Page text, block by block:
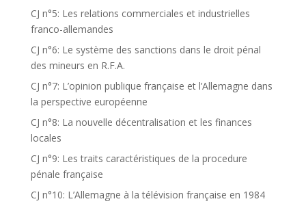
CJ n°5: Les relations commerciales et industrielles
franco-allemandes
CJ n°6: Le système des sanctions dans le droit pénal
des mineurs en R.F.A.
CJ n°7: L’opinion publique française et l’Allemagne dans
la perspective européenne
CJ n°8: La nouvelle décentralisation et les finances
locales
CJ n°9: Les traits caractéristiques de la procedure
pénale française
CJ n°10: L’Allemagne à la télévision française en 1984